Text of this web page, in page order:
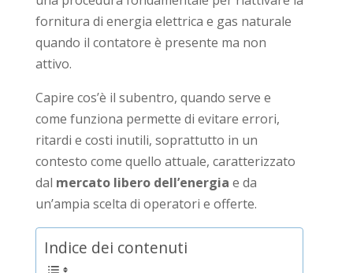
fornitura di energia elettrica e gas naturale
quando il contatore è presente ma non
attivo.
Capire cos’è il subentro, quando serve e
come funziona permette di evitare errori,
ritardi e costi inutili, soprattutto in un
contesto come quello attuale, caratterizzato
dal mercato libero dell’energia e da
un’ampia scelta di operatori e offerte.
Indice dei contenuti